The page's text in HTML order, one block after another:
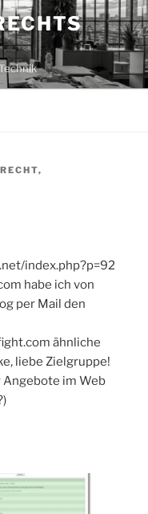
index.php?p=92
habe ich von
per Mail den
ähnliche
liebe Zielgruppe!
Angebote im Web